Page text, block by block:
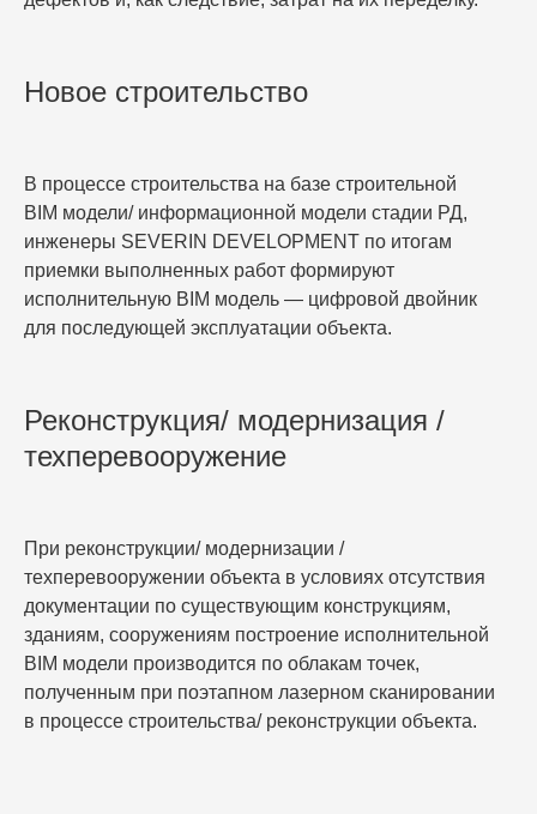
Новое строительство
В процессе строительства на базе строительной
BIM модели/ информационной модели стадии РД,
инженеры SEVERIN DEVELOPMENT по итогам
приемки выполненных работ формируют
исполнительную BIM модель — цифровой двойник
для последующей эксплуатации объекта.
Реконструкция/ модернизация /
техперевооружение
При реконструкции/ модернизации /
техперевооружении объекта в условиях отсутствия
документации по существующим конструкциям,
зданиям, сооружениям построение исполнительной
BIM модели производится по облакам точек,
полученным при поэтапном лазерном сканировании
в процессе строительства/ реконструкции объекта.